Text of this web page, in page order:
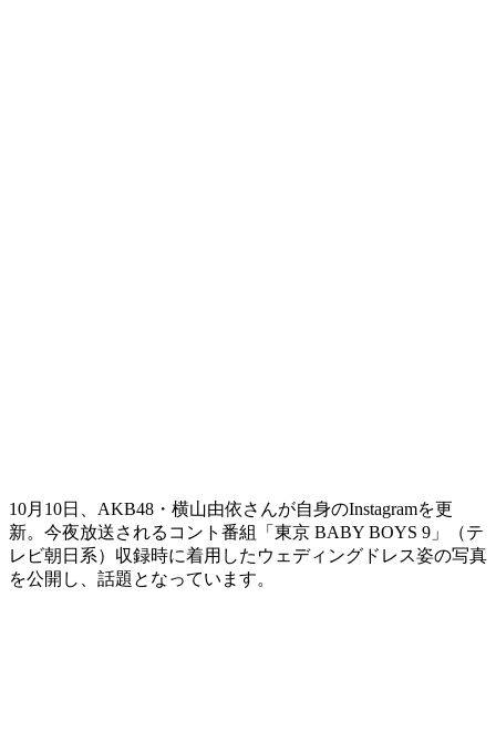
10月10日、AKB48・横山由依さんが自身のInstagramを更
新。今夜放送されるコント番組「東京 BABY BOYS 9」（テ
レビ朝日系）収録時に着用したウェディングドレス姿の写真
を公開し、話題となっています。